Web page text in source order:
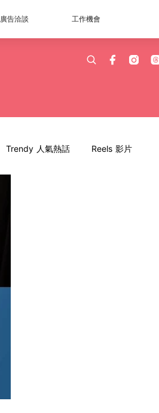
廣告洽談 工作機會
Trendy 人氣熱話 Reels 影片